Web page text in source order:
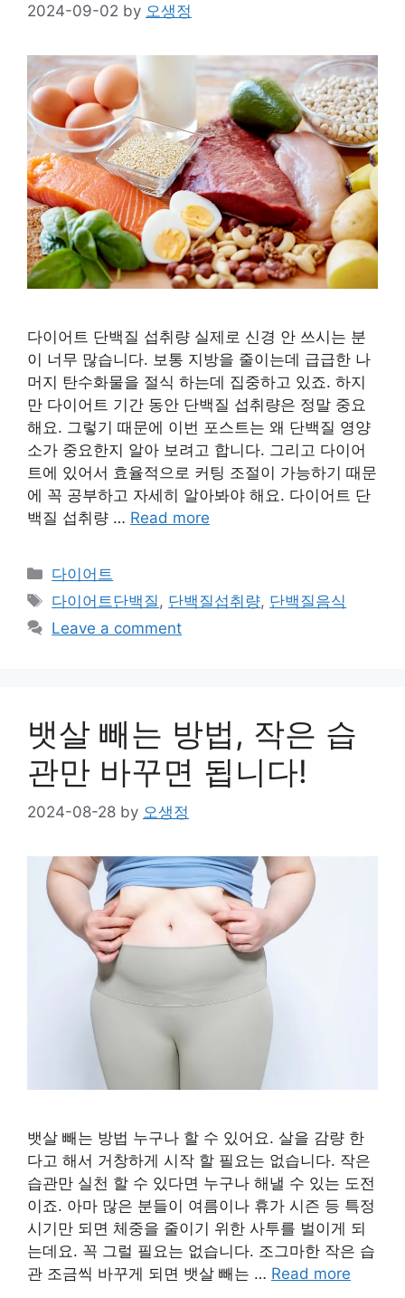
2024-09-02 by 오생정
다이어트 단백질 섭취량 실제로 신경 안 쓰시는 분
이 너무 많습니다. 보통 지방을 줄이는데 급급한 나
머지 탄수화물을 절식 하는데 집중하고 있죠. 하지
만 다이어트 기간 동안 단백질 섭취량은 정말 중요
해요. 그렇기 때문에 이번 포스트는 왜 단백질 영양
소가 중요한지 알아 보려고 합니다. 그리고 다이어
트에 있어서 효율적으로 커팅 조절이 가능하기 때문
에 꼭 공부하고 자세히 알아봐야 해요. 다이어트 단
백질 섭취량 … Read more
Categories
다이어트
Tags
다이어트단백질, 단백질섭취량, 단백질음식
Leave a comment
뱃살 빼는 방법, 작은 습
관만 바꾸면 됩니다!
2024-08-28 by 오생정
뱃살 빼는 방법 누구나 할 수 있어요. 살을 감량 한
다고 해서 거창하게 시작 할 필요는 없습니다. 작은
습관만 실천 할 수 있다면 누구나 해낼 수 있는 도전
이죠. 아마 많은 분들이 여름이나 휴가 시즌 등 특정
시기만 되면 체중을 줄이기 위한 사투를 벌이게 되
는데요. 꼭 그럴 필요는 없습니다. 조그마한 작은 습
관 조금씩 바꾸게 되면 뱃살 빼는 … Read more